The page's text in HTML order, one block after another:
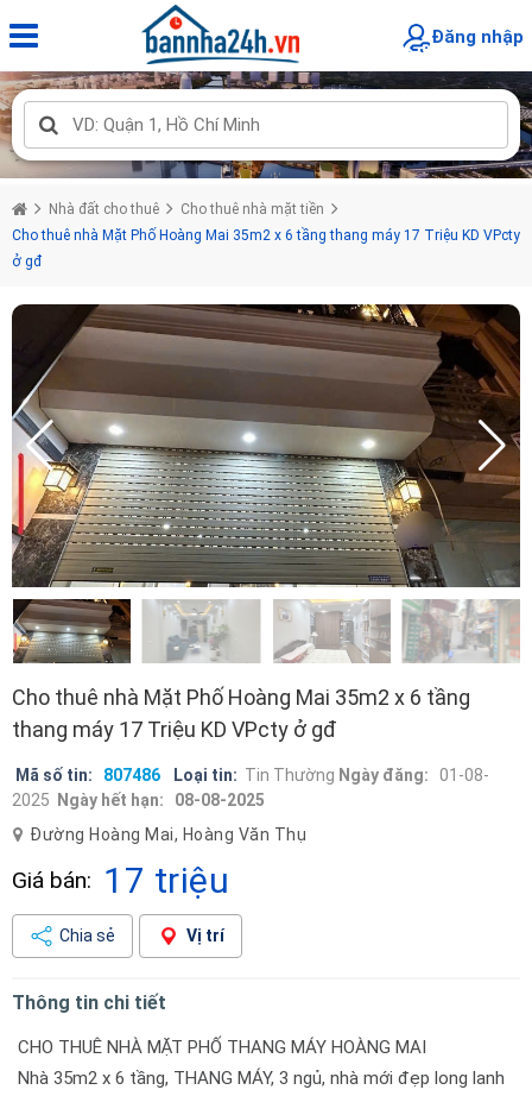
Đăng nhập
Nhà đất cho thuê
Cho thuê nhà mặt tiền
Cho thuê nhà Mặt Phố Hoàng Mai 35m2 x 6 tầng thang máy 17 Triệu KD VPcty
ở gđ
Cho thuê nhà Mặt Phố Hoàng Mai 35m2 x 6 tầng
thang máy 17 Triệu KD VPcty ở gđ
Mã số tin: 807486 Loại tin: Tin Thường Ngày đăng:
01-08-
2025
Ngày hết hạn:
08-08-2025
Đường Hoàng Mai, Hoàng Văn Thụ
Giá bán: 17 triệu
Chia sẻ Vị trí
Thông tin chi tiết
CHO THUÊ NHÀ MẶT PHỐ THANG MÁY HOÀNG MAI
Nhà 35m2 x 6 tầng, THANG MÁY, 3 ngủ, nhà mới đẹp long lanh